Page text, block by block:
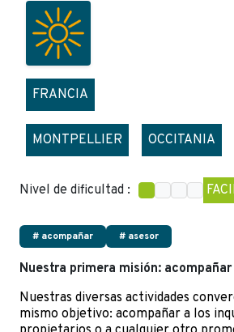
FRANCIA
MONTPELLIER OCCITANIA
Nivel de dificultad :
# acompañar # asesor
Nuestra primera misión: acompañar
Nuestras diversas actividades
mismo objetivo: acompañar a los